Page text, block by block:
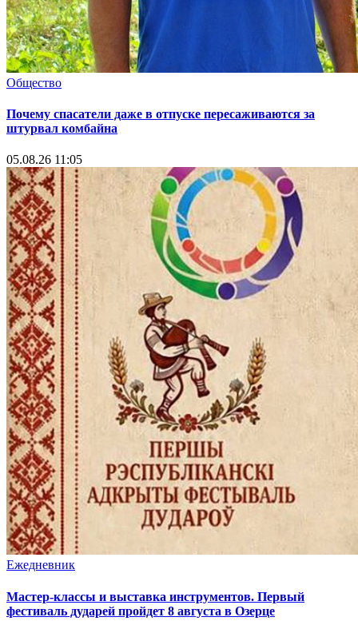
Общество
Почему спасатели даже в отпуске пересаживаются за
штурвал комбайна
05.08.26 11:05
Ежедневник
Мастер-классы и выставка инструментов. Первый
фестиваль дударей пройдет 8 августа в Озерце